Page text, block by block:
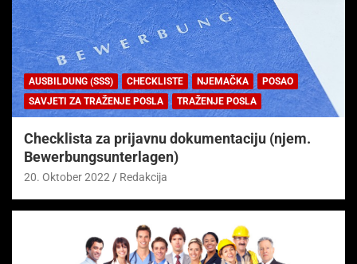
AUSBILDUNG (SSS) CHECKLISTE NJEMAČKA
POSAO
SAVJETI ZA TRAŽENJE POSLA
TRAŽENJE POSLA
Checklista za prijavnu dokumentaciju (njem.
Bewerbungsunterlagen)
20. Oktober 2022 Redakcija